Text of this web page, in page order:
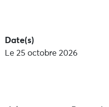
Date(s)
Le 25 octobre 2026